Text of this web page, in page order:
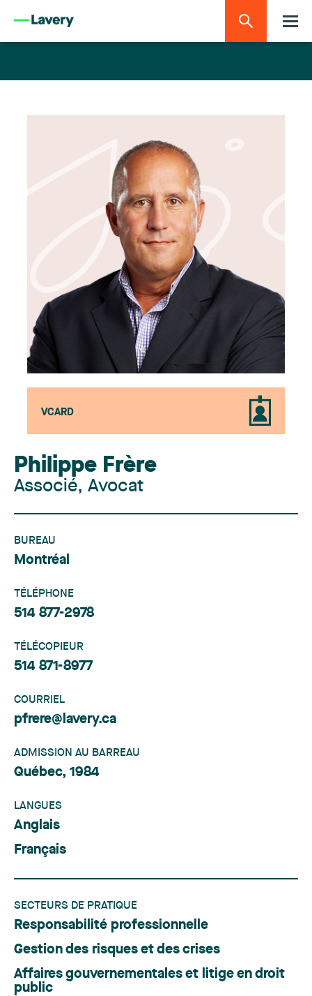
VCARD
Philippe Frère
Associé, Avocat
BUREAU
Montréal
TÉLÉPHONE
514 877-2978
TÉLÉCOPIEUR
514 871-8977
COURRIEL
pfrere@lavery.ca
ADMISSION AU BARREAU
Québec, 1984
LANGUES
Anglais
Français
SECTEURS DE PRATIQUE
Responsabilité professionnelle
Gestion des risques et des crises
Affaires gouvernementales et litige en droit
public